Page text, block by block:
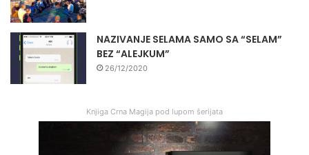
NAZIVANJE SELAMA SAMO SA “SELAM”
BEZ “ALEJKUM”
26/12/2020
Knjiga Crna Magija pod lupom šerijata